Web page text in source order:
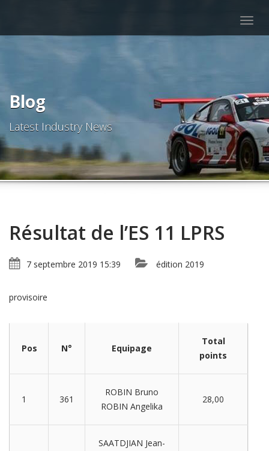
Blog
Latest Industry News
Résultat de l’ES 11 LPRS
7 septembre 2019 15:39 édition 2019
provisoire
Pos N° Equipage
Total
points
1 361
ROBIN Bruno
ROBIN Angelika
28,00
SAATDJIAN Jean-